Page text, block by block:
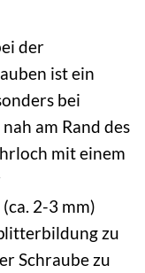
der
ist ein
bei
am Rand des
mit einem
2-3 mm)
zu
Schraube zu